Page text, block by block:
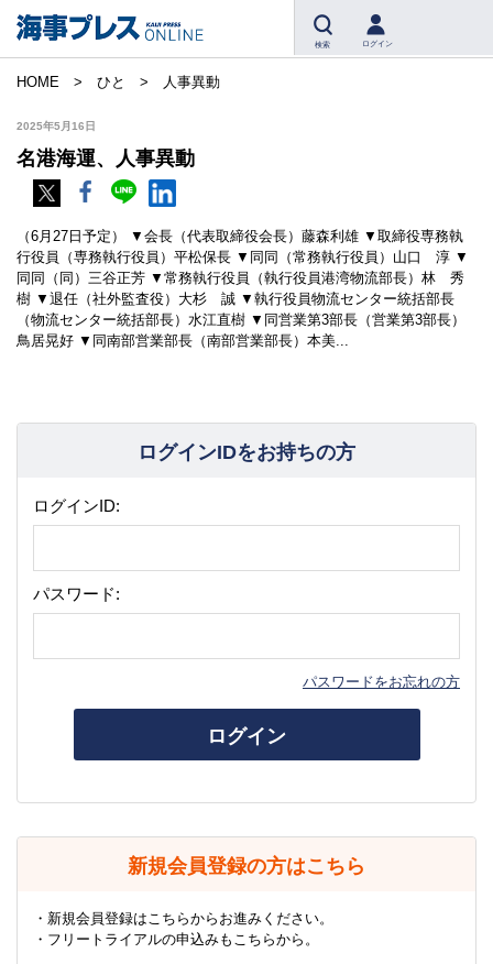
検索 ログイン
HOME ひと 人事異動
2025年5月16日
名港海運、人事異動
（6月27日予定） ▼会長（代表取締役会長）藤森利雄 ▼取締役専務執
行役員（専務執行役員）平松保長 ▼同同（常務執行役員）山口 淳 ▼
同同（同）三谷正芳 ▼常務執行役員（執行役員港湾物流部長）林 秀
樹 ▼退任（社外監査役）大杉 誠 ▼執行役員物流センター統括部長
（物流センター統括部長）水江直樹 ▼同営業第3部長（営業第3部長）
鳥居晃好 ▼同南部営業部長（南部営業部長）本美...
ログインIDをお持ちの方
ログインID:
パスワード:
パスワードをお忘れの方
ログイン
新規会員登録の方はこちら
・新規会員登録はこちらからお進みください。
・フリートライアルの申込みもこちらから。